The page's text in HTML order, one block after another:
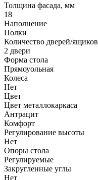
Толщина фасада, мм
18
Наполнение
Полки
Количество дверей/ящиков
2 двери
Форма стола
Прямоуольная
Колеса
Нет
Цвет
Цвет металлокаркаса
Антрацит
Комфорт
Регулирование высоты
Нет
Опоры стола
Регулируемые
Закругленные углы
Нет